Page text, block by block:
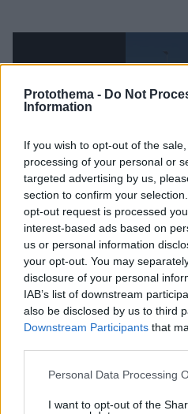
Protothema - Do Not
Information
If you wish to opt-out of the
processing of your personal or
targeted advertising by us,
section to confirm your
opt-out request is processed
interest-based ads based on
us or personal information
your opt-out. You may
disclosure of your personal
IAB’s list of downstream
also be disclosed by us to third
Downstream Participants that
Please note that this website/
not limited to your visit or usage
Personal Data Processing
I want to opt-out of the
seconds
14
seconds
Μελίνα Τραυλού: «Η
παγκόσμια ευθύνη»
Ισχυρό μήνυμα υπέρ της
ναυσιπλοΐας, της
μιας ρεαλιστικής
Μελίνα Τραυλούαπό